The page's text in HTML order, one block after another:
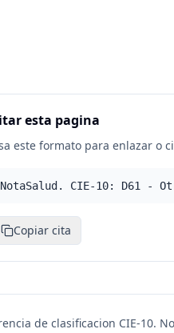
esta pagina
este formato para enlazar o
NotaSalud. CIE-10: D61 -
Copiar cita
de clasificacion CIE-10.